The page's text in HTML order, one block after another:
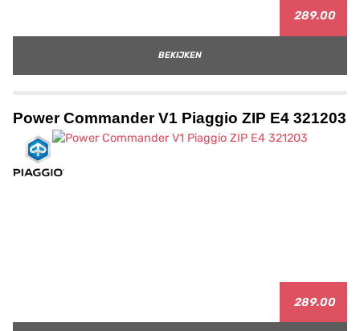
289.00
BEKIJKEN
Power Commander V1 Piaggio ZIP E4 321203
289.00